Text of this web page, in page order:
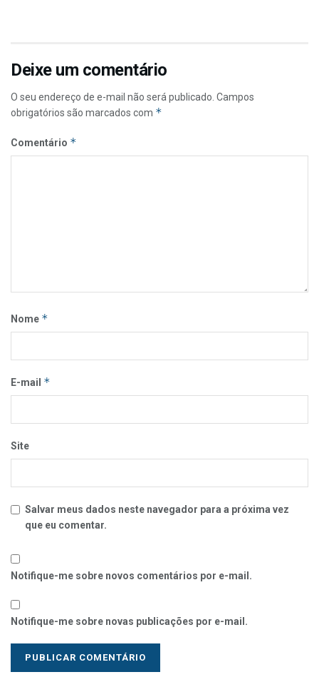
Deixe um comentário
O seu endereço de e-mail não será publicado. Campos
obrigatórios são marcados com *
Comentário *
Nome *
E-mail *
Site
Salvar meus dados neste navegador para a próxima vez
que eu comentar.
Notifique-me sobre novos comentários por e-mail.
Notifique-me sobre novas publicações por e-mail.